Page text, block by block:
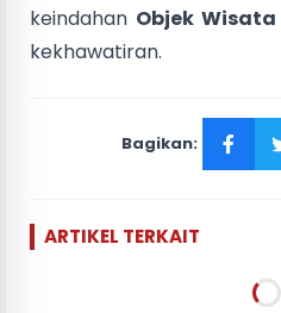
keindahan Objek
kekhawatiran.
Bagikan:
ARTIKEL TERKAIT